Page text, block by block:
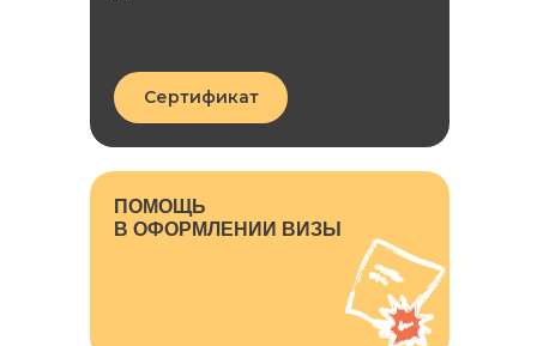
ПОМОЩЬ
В ОФОРМЛЕНИИ ВИЗЫ
Сертификат